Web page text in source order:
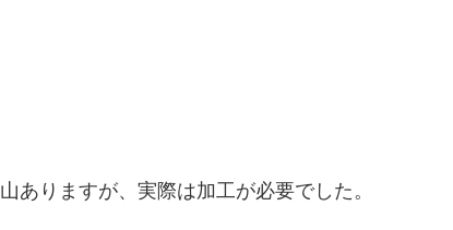
ありますが、実際は加工が必要でした。